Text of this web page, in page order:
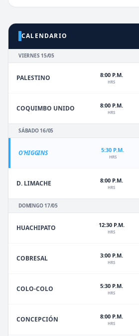
CALENDARIO
VIERNES 15/05
PALESTINO 8:00 P.M.
HRS
COQUIMBO UNIDO 8:00 P.M.
HRS
SÁBADO 16/05
O'HIGGINS 5:30 P.M.
HRS
D. LIMACHE 8:00 P.M.
HRS
DOMINGO 17/05
HUACHIPATO 12:30 P.M.
HRS
COBRESAL 3:00 P.M.
HRS
COLO-COLO 5:30 P.M.
HRS
CONCEPCIÓN 8:00 P.M.
HRS